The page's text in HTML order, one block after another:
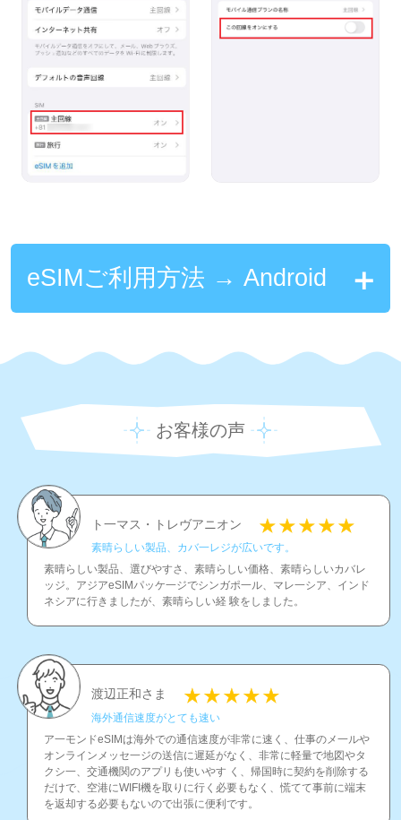
eSIMご利用方法 → Android
お客様の声
ト一マス・トレヴアニオン
素晴らしい製品、カバ一レジが広いです。
素晴らしい製品、選びやすさ、素晴らしい価格、素晴らしいカバレ
ッジ。アジアeSIMパッケ一ジでシンガポ一ル、マレ一シア、インド
ネシアに行きましたが、素晴らしい経 験をしました。
渡辺正和さま
海外通信速度がとても速い
ア一モンドeSIMは海外での通信速度が非常に速く、仕事のメ一ルや
オンラインメッセ一ジの送信に遲延がなく、非常に軽量で地図やタ
クシ一、交通機関のアプリも使いやす く、帰国時に契約を削除する
だけで、空港にWIFI機を取りに行く必要もなく、慌てて事前に端末
を返却する必要もないので出張に便利です。